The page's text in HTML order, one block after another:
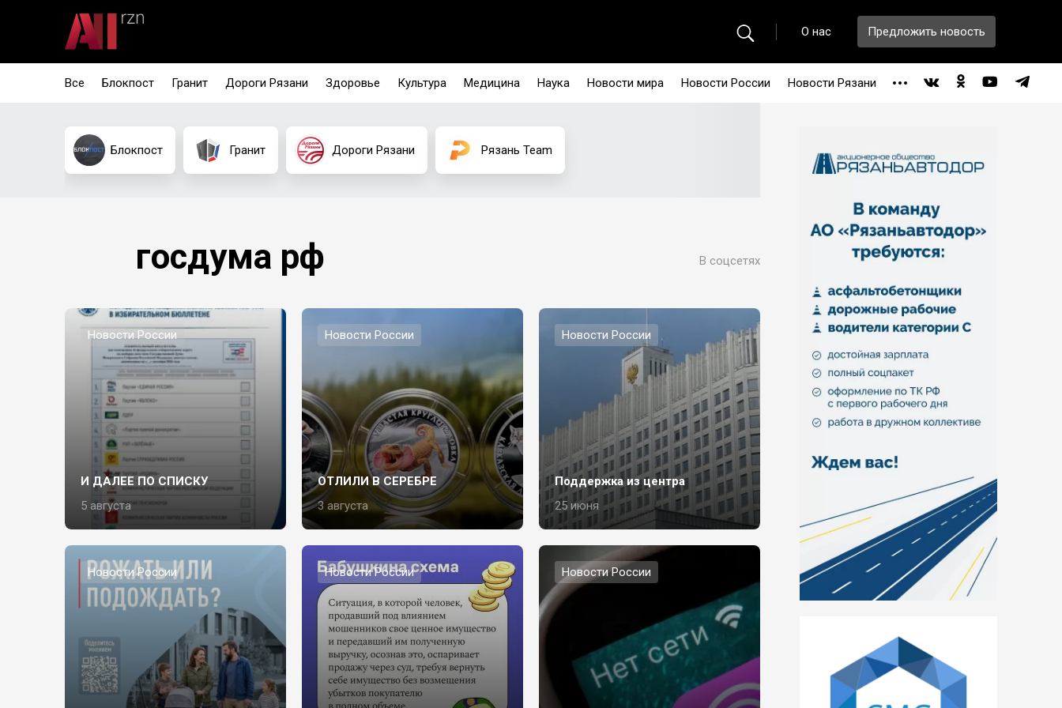
О нас Предложить новость
Все Блокпост Гранит Дороги Рязани Здоровье Культура Медицина Наука Новости мира Новости России Новости Рязани
Блокпост Гранит Дороги Рязани Рязань Team
госдума рф В соцсетях
Новости России
И ДАЛЕЕ ПО СПИСКУ
5 августа
Новости России
ОТЛИЛИ В СЕРЕБРЕ
3 августа
Новости России
Поддержка из центра
25 июня
Новости России Новости России Новости России